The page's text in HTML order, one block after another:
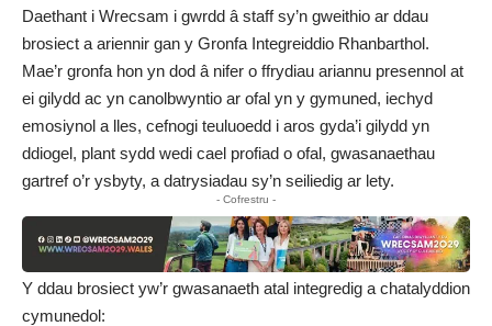
Daethant i Wrecsam i gwrdd â staff sy’n gweithio ar ddau
brosiect a ariennir gan y Gronfa Integreiddio Rhanbarthol.
Mae’r gronfa hon yn dod â nifer o ffrydiau ariannu presennol at
ei gilydd ac yn canolbwyntio ar ofal yn y gymuned, iechyd
emosiynol a lles, cefnogi teuluoedd i aros gyda’i gilydd yn
ddiogel, plant sydd wedi cael profiad o ofal, gwasanaethau
gartref o’r ysbyty, a datrysiadau sy’n seiliedig ar lety.
- Cofrestru -
Y ddau brosiect yw’r gwasanaeth atal integredig a chatalyddion
cymunedol: